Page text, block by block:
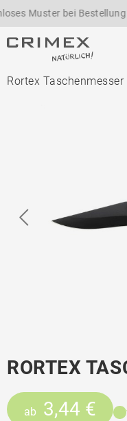
Muster bei Bestellung
Rortex Taschenmesser
RORTEX
ab 3,44 €